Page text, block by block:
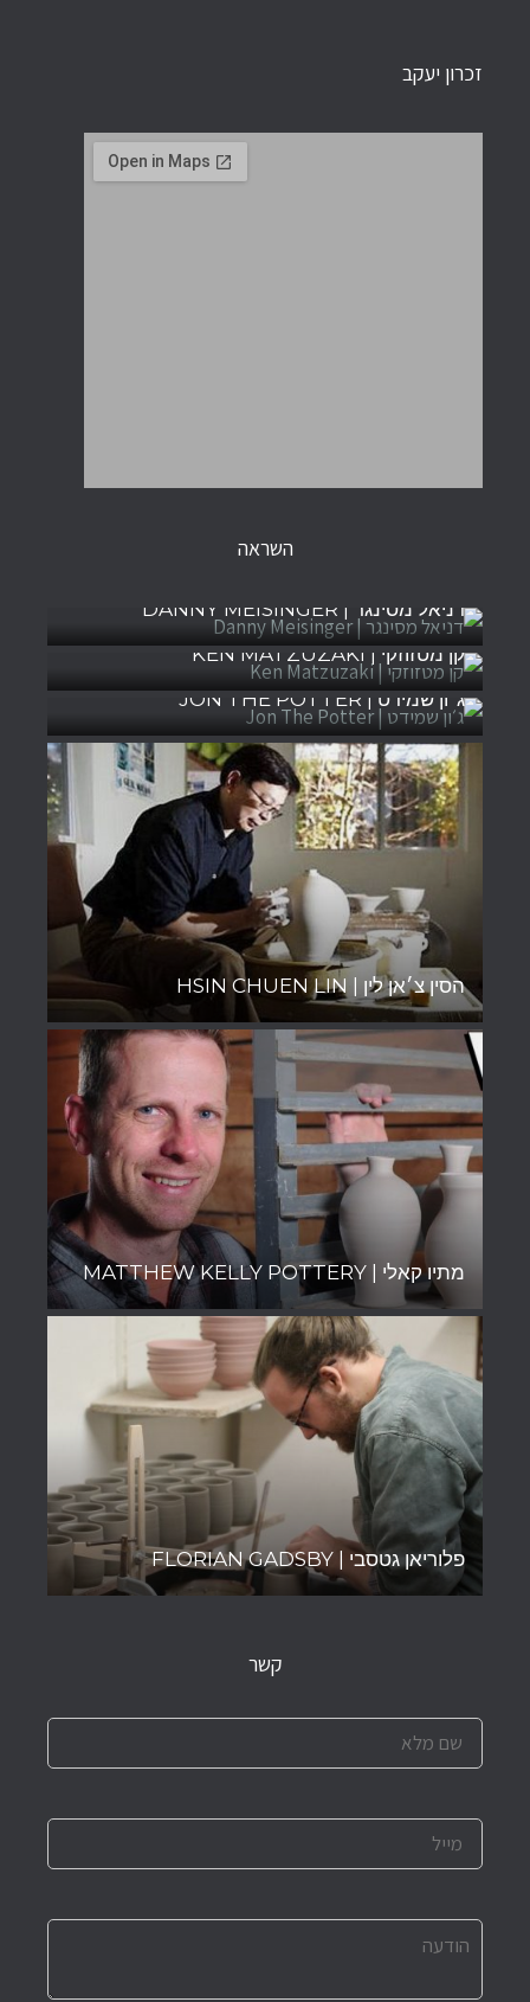
זכרון יעקב
השראה
דניאל מסינגר | DANNY MEISINGER
קן מטזוזקי | KEN MATZUZAKI
ג׳ון שמידט | JON THE POTTER
הסין צ׳אן לין | HSIN CHUEN LIN
מתיו קאלי | MATTHEW KELLY POTTERY
פלוריאן גטסבי | FLORIAN GADSBY
קשר